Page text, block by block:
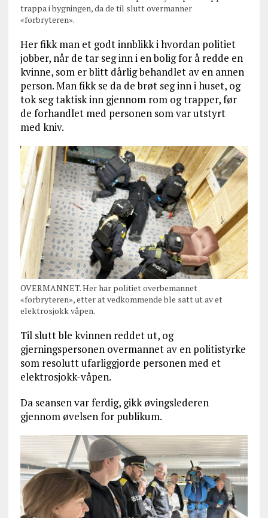
trappa i bygningen, da de til slutt overmanner
«forbryteren».
Her fikk man et godt innblikk i hvordan politiet
jobber, når de tar seg inn i en bolig for å redde en
kvinne, som er blitt dårlig behandlet av en annen
person. Man fikk se da de brøt seg inn i huset, og
tok seg taktisk inn gjennom rom og trapper, før
de forhandlet med personen som var utstyrt
med kniv.
OVERMANNET. Her har politiet overbemannet
«forbryteren», etter at vedkommende ble satt ut av et
elektrosjokk våpen.
Til slutt ble kvinnen reddet ut, og
gjerningspersonen overmannet av en politistyrke
som resolutt ufarliggjorde personen med et
elektrosjokk-våpen.
Da seansen var ferdig, gikk øvingslederen
gjennom øvelsen for publikum.